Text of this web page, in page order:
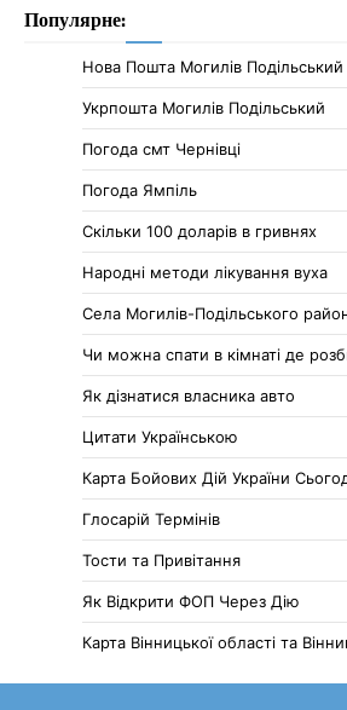
Популярне:
Нова Пошта Могилів Подільський
Укрпошта Могилів Подільський
Погода смт Чернівці
Погода Ямпіль
Cкільки 100 доларів в гривнях
Народні методи лікування вуха
Села Могилів-Подільського
Чи можна спати в кімнаті де
Як дізнатися власника авто
Цитати Українською
Карта Бойових Дій України
Глосарій Термінів
Тости та Привітання
Як Відкрити ФОП Через Дію
Карта Вінницької області та